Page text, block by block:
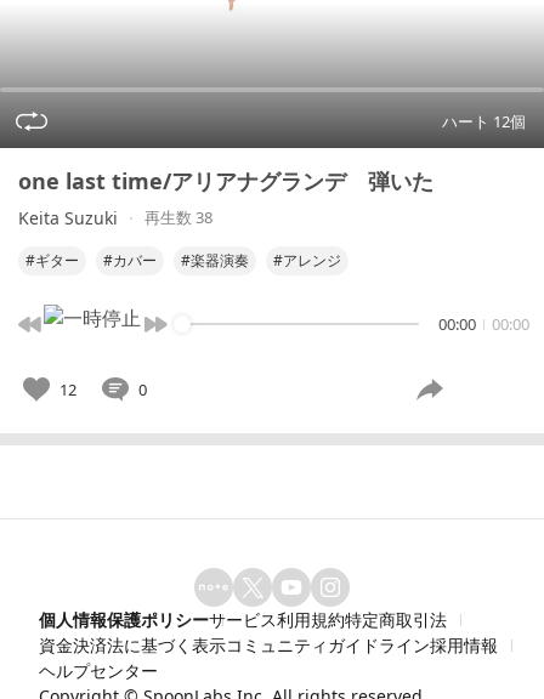
ハート 12個
one last time/アリアナグランデ 弾いた
Keita Suzuki 再生数 38
#ギター #カバー #楽器演奏 #アレンジ
00:00 00:00
12 0
個人情報保護ポリシーサービス利用規約特定商取引法
資金決済法に基づく表示コミュニティガイドライン採用情報
ヘルプセンター